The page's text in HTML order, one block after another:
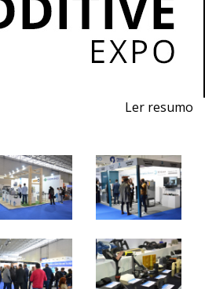
Ler resumo
- EXPOSALÃO, Batalha
às 19h